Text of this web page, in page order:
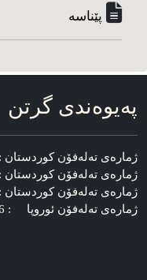
پێناسه‌
په‌یوه‌ندی گرتن
ژماره‌ی ته‌له‌فۆن کوردستان : 07506206655 (00964)
ژماره‌ی ته‌له‌فۆن کوردستان : 07504687209 (00964)
ژماره‌ی ته‌له‌فۆن کوردستان : 07504497138 (00964)
ژماره‌ی ته‌له‌فۆن ئوروپا : 0767676746 (0046)